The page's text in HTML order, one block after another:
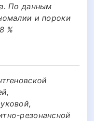
По данным
и пороки
%
резонансной